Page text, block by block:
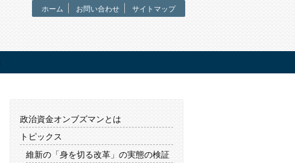
ホーム お問い合わせ サイトマップ
政治資金オンブズマンとは
トピックス
維新の「身を切る改革」の実態の検証